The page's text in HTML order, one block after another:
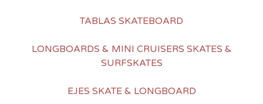
TABLAS SKATEBOARD
LONGBOARDS & MINI CRUISERS SKATES &
SURFSKATES
EJES SKATE & LONGBOARD